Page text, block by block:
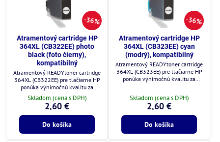
36%
Atramentový cartridge HP
364XL (CB322EE) photo
black (foto čierny),
kompatibilný
Atramentový READYtoner cartridge
364XL (CB322EE) pre tlačiarne HP
ponúka výnimočnú kvalitu za
zlomok ceny.
Skladom (cena s DPH)
2,60 €
Do košíka
36%
Atramentový cartridge HP
364XL (CB323EE) cyan
(modrý), kompatibilný
Atramentový READYtoner cartridge
364XL (CB323EE) pre tlačiarne HP
ponúka výnimočnú kvalitu za
Skladom (cena s DPH)
2,60 €
Do košíka